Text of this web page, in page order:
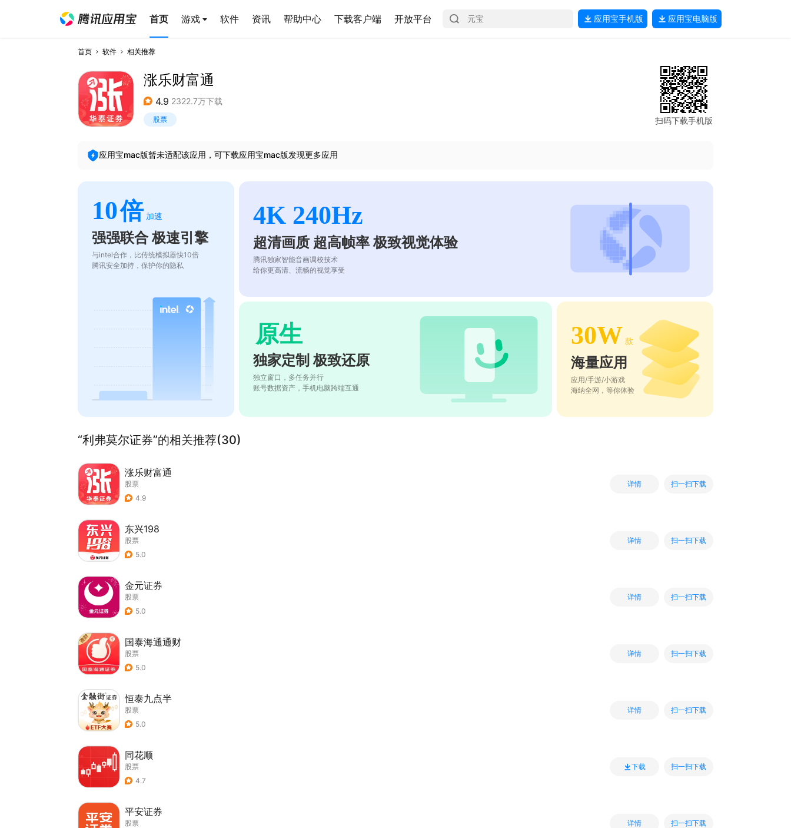
首页 游戏 软件 资讯 帮助中心 下载客户端 开放平台 应用宝手机版 应用宝电脑版
首页 软件 相关推荐
涨乐财富通
4.9 2322.7万下载
股票 扫码下载手机版
应用宝mac版暂未适配该应用，可下载应用宝mac版发现更多应用
10倍 加速
强强联合 极速引擎
与intel合作，比传统模拟器快10倍
腾讯安全加持，保护你的隐私
4K 240Hz
超清画质 超高帧率 极致视觉体验
腾讯独家智能音画调校技术
给你更高清、流畅的视觉享受
原生
独家定制 极致还原
独立窗口，多任务并行
账号数据资产，手机电脑跨端互通
30W 款
海量应用
应用/手游/小游戏
海纳全网，等你体验
“利弗莫尔证券”的相关推荐(30)
涨乐财富通
股票
4.9
详情 扫一扫下载
东兴198
股票
5.0
详情 扫一扫下载
金元证券
股票
5.0
详情 扫一扫下载
国泰海通通财
股票
5.0
详情 扫一扫下载
恒泰九点半
股票
5.0
详情 扫一扫下载
同花顺
股票
4.7
下载 扫一扫下载
平安证券
股票
详情 扫一扫下载